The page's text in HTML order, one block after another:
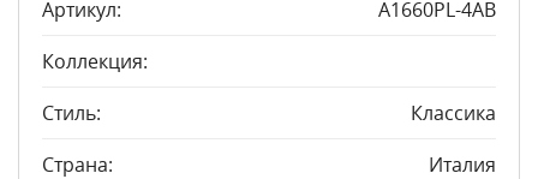
Артикул:
A1660PL-4AB
Коллекция:
Стиль:
Классика
Страна:
Италия